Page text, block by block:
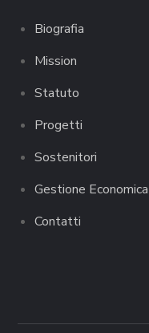
Biografia
Mission
Statuto
Progetti
Sostenitori
Gestione Economica
Contatti